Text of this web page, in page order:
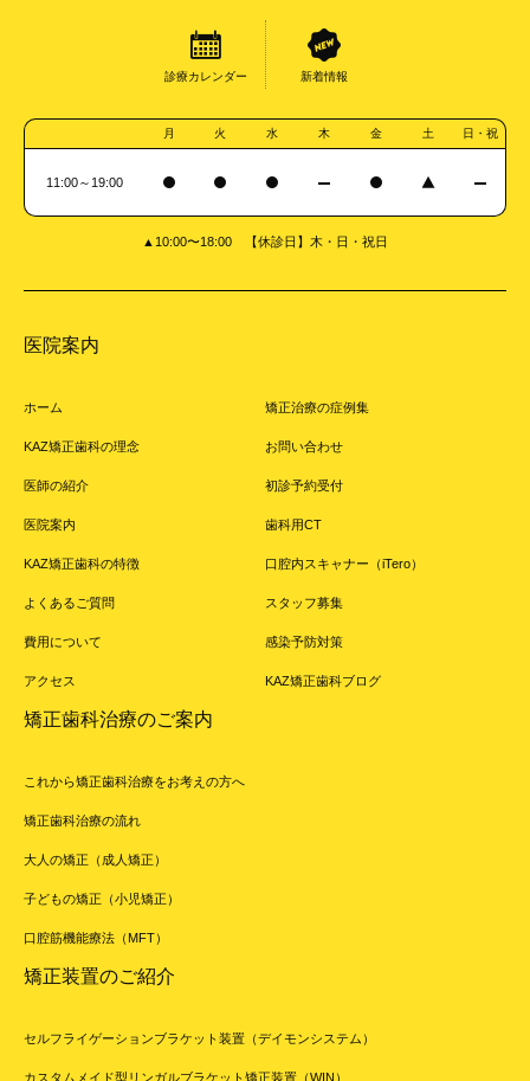
診療カレンダー 新着情報
月 火 水 木 金 土 日・祝
11:00～19:00
▲10:00〜18:00 【休診日】木・日・祝日
医院案内
ホーム
KAZ矯正歯科の理念
医師の紹介
医院案内
KAZ矯正歯科の特徴
よくあるご質問
費用について
アクセス
矯正治療の症例集
お問い合わせ
初診予約受付
歯科用CT
口腔内スキャナー（iTero）
スタッフ募集
感染予防対策
KAZ矯正歯科ブログ
矯正歯科治療のご案内
これから矯正歯科治療をお考えの方へ
矯正歯科治療の流れ
大人の矯正（成人矯正）
子どもの矯正（小児矯正）
口腔筋機能療法（MFT）
矯正装置のご紹介
セルフライゲーションブラケット装置（デイモンシステム）
カスタムメイド型リンガルブラケット矯正装置（WIN）